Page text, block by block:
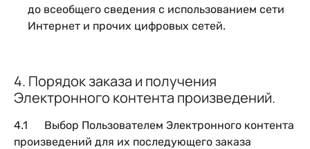
до всеобщего сведения с использованием сети
Интернет и прочих цифровых сетей.
4. Порядок заказа и получения
Электронного контента произведений.
4.1 Выбор Пользователем Электронного контента
произведений для их последующего заказа